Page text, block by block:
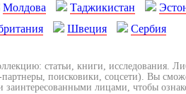
Молдова Таджикистан
Швеция Сербия
статьи, книги, исследования.
поисковики, соцсети). Вы
лицами, чтобы